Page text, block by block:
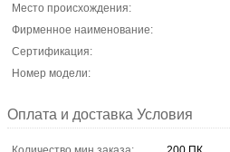
Место происхождения:
Фирменное наименование:
Сертификация:
Номер модели:
Оплата и доставка Условия